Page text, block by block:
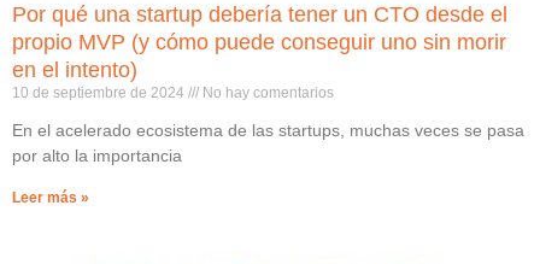
Por qué una startup debería tener un CTO desde el
propio MVP (y cómo puede conseguir uno sin morir
en el intento)
10 de septiembre de 2024 No hay comentarios
En el acelerado ecosistema de las startups, muchas veces se pasa
por alto la importancia
Leer más »